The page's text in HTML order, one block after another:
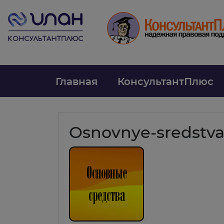
Главная КонсультантПлюс
Osnovnye-sredstva